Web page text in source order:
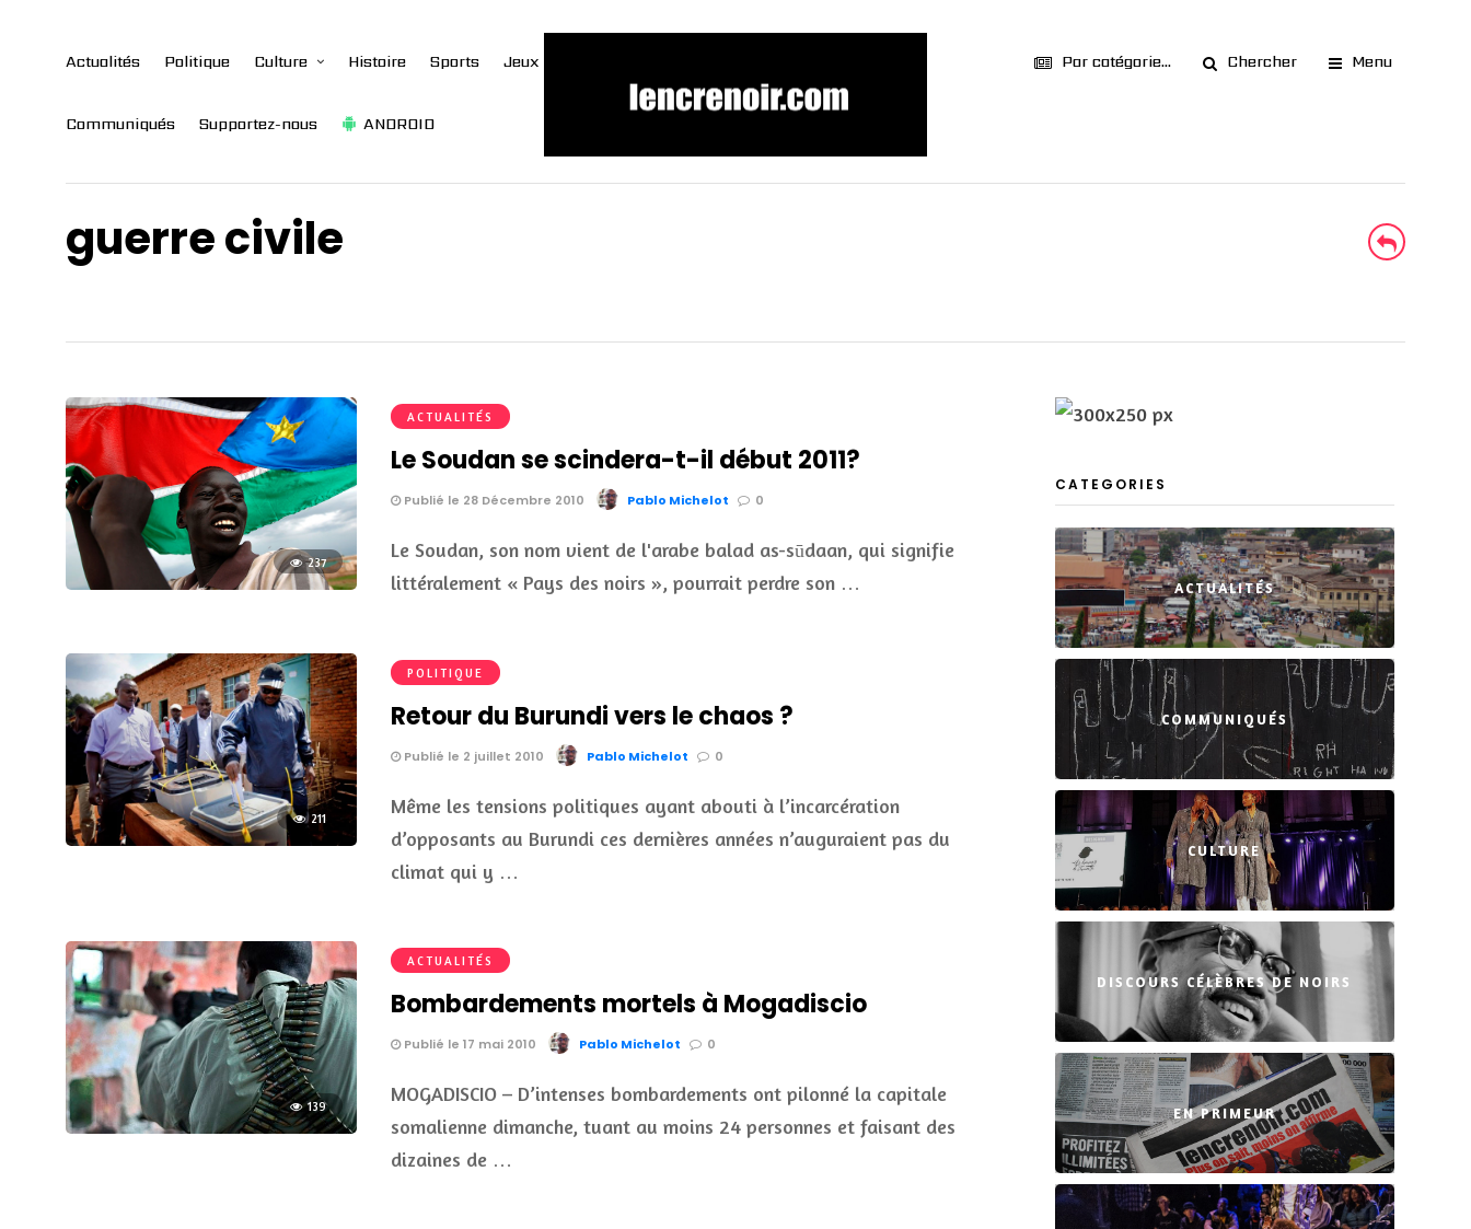
Actualités Politique Culture Histoire Sports Jeux
Communiqués Supportez-nous ANDROID
Par catégorie... Chercher Menu
guerre civile
237
ACTUALITÉS
Le Soudan se scindera-t-il début 2011?
Publié le 28 Décembre 2010 Pablo Michelot 0
Le Soudan, son nom vient de l'arabe balad as-sūdaan, qui signifie
littéralement « Pays des noirs », pourrait perdre son …
211
POLITIQUE
Retour du Burundi vers le chaos ?
Publié le 2 juillet 2010 Pablo Michelot 0
Même les tensions politiques ayant abouti à l’incarcération
d’opposants au Burundi ces dernières années n’auguraient pas du
climat qui y …
139
ACTUALITÉS
Bombardements mortels à Mogadiscio
Publié le 17 mai 2010 Pablo Michelot 0
MOGADISCIO – D’intenses bombardements ont pilonné la capitale
somalienne dimanche, tuant au moins 24 personnes et faisant des
dizaines de …
CATEGORIES
ACTUALITÉS
COMMUNIQUÉS
CULTURE
DISCOURS CÉLÈBRES DE NOIRS
EN PRIMEUR